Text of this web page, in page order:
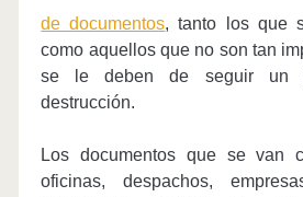
de documentos, tanto los que
como aquellos que no son tan
se le deben de seguir un
destrucción.
Los documentos que se van
oficinas, despachos,